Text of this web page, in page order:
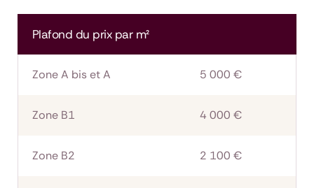
Plafond du prix par m²
Zone A bis et A 5 000 €
Zone B1 4 000 €
Zone B2 2 100 €